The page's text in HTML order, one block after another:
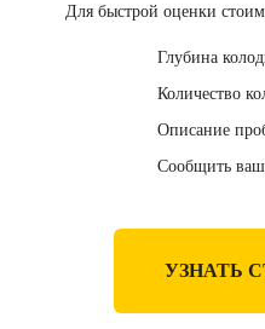
Для быстрой оценки
Глубина
Количество
Описание
Сообщить
УЗНАТЬ